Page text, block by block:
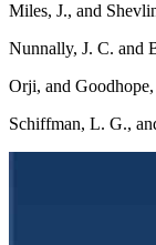
Miles, J., and
Nunnally, J. C. and
Orji, and
Schiffman, L. G.,